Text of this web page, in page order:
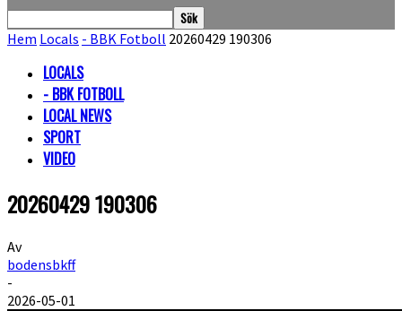
Hem Locals - BBK Fotboll 20260429 190306
LOCALS
- BBK FOTBOLL
LOCAL NEWS
SPORT
VIDEO
20260429 190306
Av
bodensbkff
-
2026-05-01